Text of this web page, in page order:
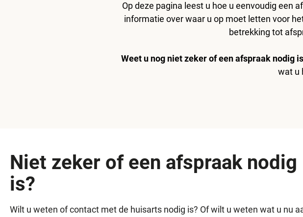
Op deze pagina leest u hoe u eenvoudig een
informatie over waar u op moet letten voor
betrekking tot
Weet u nog niet zeker of een afspraak nodig
wat u
Niet zeker of een afspraak nodig
is?
Wilt u weten of contact met de huisarts nodig is? Of wilt u weten wat u nu